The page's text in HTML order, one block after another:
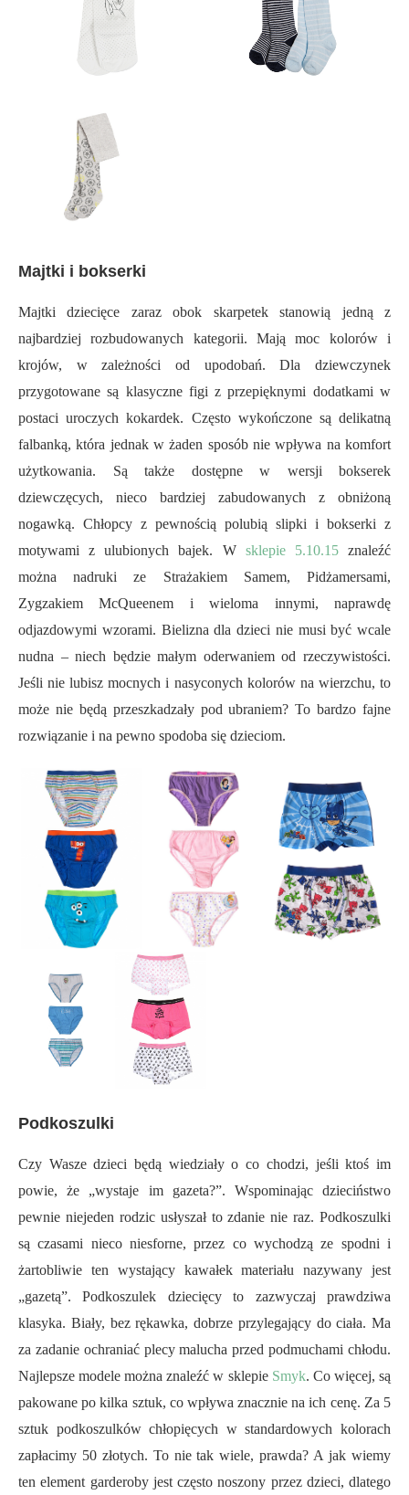
Majtki i bokserki
Majtki dziecięce zaraz obok skarpetek stanowią jedną z
najbardziej rozbudowanych kategorii. Mają moc kolorów i
krojów, w zależności od upodobań. Dla dziewczynek
przygotowane są klasyczne figi z przepięknymi dodatkami w
postaci uroczych kokardek. Często wykończone są delikatną
falbanką, która jednak w żaden sposób nie wpływa na komfort
użytkowania. Są także dostępne w wersji bokserek
dziewczęcych, nieco bardziej zabudowanych z obniżoną
nogawką. Chłopcy z pewnością polubią slipki i bokserki z
motywami z ulubionych bajek. W sklepie 5.10.15znaleźć
można nadruki ze Strażakiem Samem, Pidżamersami,
Zygzakiem McQueenem i wieloma innymi, naprawdę
odjazdowymi wzorami. Bielizna dla dzieci nie musi być wcale
nudna – niech będzie małym oderwaniem od rzeczywistości.
Jeśli nie lubisz mocnych i nasyconych kolorów na wierzchu, to
może nie będą przeszkadzały pod ubraniem? To bardzo fajne
rozwiązanie i na pewno spodoba się dzieciom.
Podkoszulki
Czy Wasze dzieci będą wiedziały o co chodzi, jeśli ktoś im
powie, że „wystaje im gazeta?”. Wspominając dzieciństwo
pewnie niejeden rodzic usłyszał to zdanie nie raz. Podkoszulki
są czasami nieco niesforne, przez co wychodzą ze spodni i
żartobliwie ten wystający kawałek materiału nazywany jest
„gazetą”. Podkoszulek dziecięcy to zazwyczaj prawdziwa
klasyka. Biały, bez rękawka, dobrze przylegający do ciała. Ma
za zadanie ochraniać plecy malucha przed podmuchami chłodu.
Najlepsze modele można znaleźć w sklepie Smyk. Co więcej, są
pakowane po kilka sztuk, co wpływa znacznie na ich cenę. Za 5
sztuk podkoszulków chłopięcych w standardowych kolorach
zapłacimy 50 złotych. To nie tak wiele, prawda? A jak wiemy
ten element garderoby jest często noszony przez dzieci, dlatego